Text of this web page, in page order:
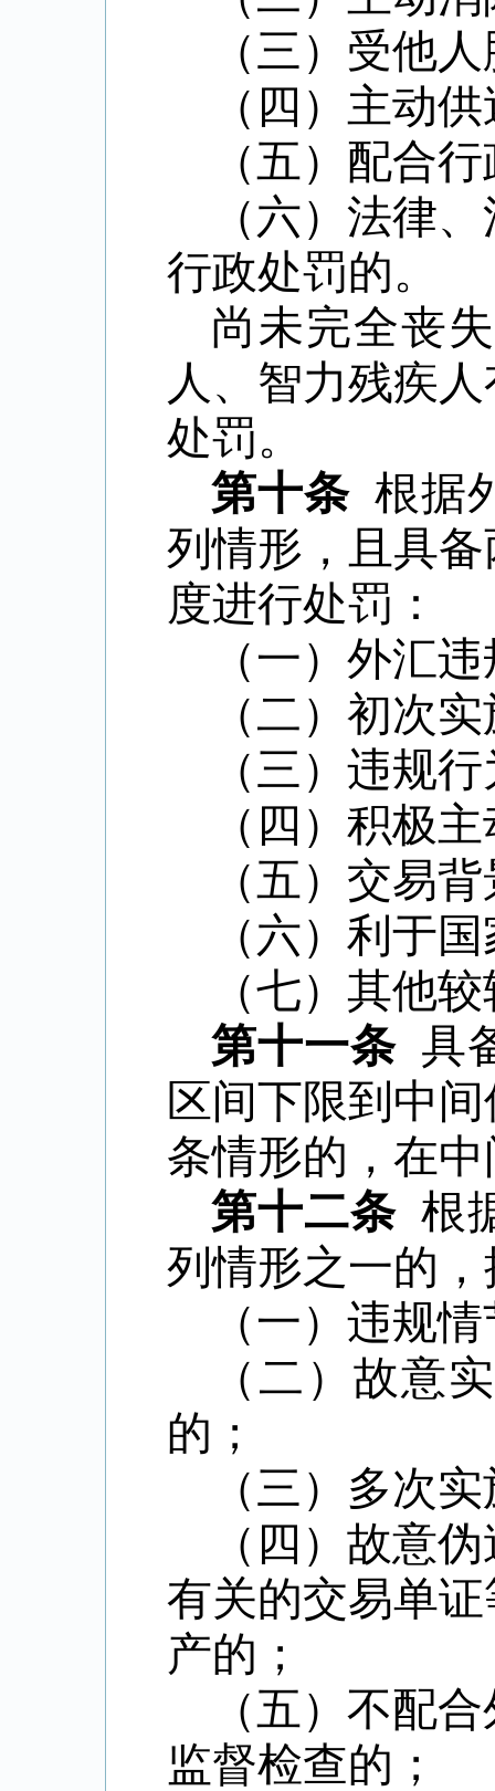
（三）受他
（四）主动
（五）配合
（六）法律
行政处罚的。
尚未完全丧
人、智力残疾
处罚。
第十条 根据
列情形，且具
度进行处罚：
（一）外汇
（二）初次
（三）违规
（四）积极
（五）交易
（六）利于
（七）其他
第十一条 具
区间下限到中
条情形的，在
第十二条 根
列情形之一的
（一）违规
（二）故意
的；
（三）多次
（四）故意
有关的交易单
产的；
（五）不配
监督检查的；